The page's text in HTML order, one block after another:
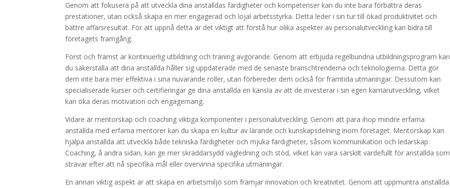
Genom att fokusera på att utveckla dina anställdas färdigheter och kompetenser kan du inte bara förbättra deras
prestationer, utan också skapa en mer engagerad och lojal arbetsstyrka. Detta leder i sin tur till ökad produktivitet och
bättre affärsresultat. För att uppnå detta är det viktigt att förstå hur olika aspekter av personalutveckling kan bidra till
företagets framgång.
Först och främst är kontinuerlig utbildning och träning avgörande. Genom att erbjuda regelbundna utbildningsprogram kan
du säkerställa att dina anställda håller sig uppdaterade med de senaste branschtrenderna och teknologierna. Detta gör
dem inte bara mer effektiva i sina nuvarande roller, utan förbereder dem också för framtida utmaningar. Dessutom kan
specialiserade kurser och certifieringar ge dina anställda en känsla av att de investerar i sin egen karriärutveckling, vilket
kan öka deras motivation och engagemang.
Vidare är mentorskap och coaching viktiga komponenter i personalutveckling. Genom att para ihop mindre erfarna
anställda med erfarna mentorer kan du skapa en kultur av lärande och kunskapsdelning inom företaget. Mentorskap kan
hjälpa anställda att utveckla både tekniska färdigheter och mjuka färdigheter, såsom kommunikation och ledarskap.
Coaching, å andra sidan, kan ge mer skräddarsydd vägledning och stöd, vilket kan vara särskilt värdefullt för anställda som
strävar efter att nå specifika mål eller övervinna specifika utmaningar.
En annan viktig aspekt är att skapa en arbetsmiljö som främjar innovation och kreativitet. Genom att uppmuntra anställda